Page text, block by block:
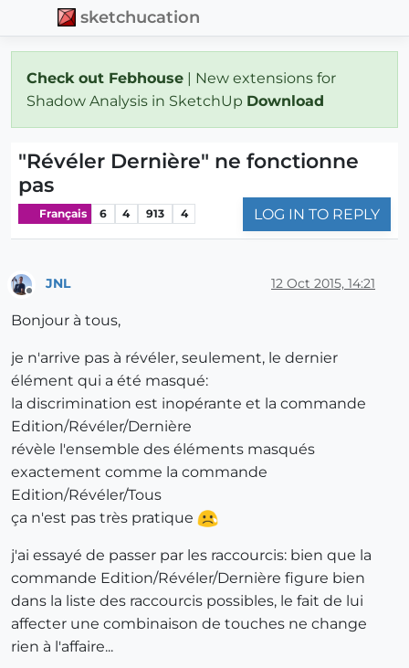
sketchucation
Check out Febhouse | New extensions for
Shadow Analysis in SketchUp Download
"Révéler Dernière" ne fonctionne
pas
Français 6 4 913 4 LOG IN TO REPLY
JNL 12 Oct 2015, 14:21
Bonjour à tous,
je n'arrive pas à révéler, seulement, le dernier
élément qui a été masqué:
la discrimination est inopérante et la commande
Edition/Révéler/Dernière
révèle l'ensemble des éléments masqués
exactement comme la commande
Edition/Révéler/Tous
ça n'est pas très pratique
j'ai essayé de passer par les raccourcis: bien que la
commande Edition/Révéler/Dernière figure bien
dans la liste des raccourcis possibles, le fait de lui
affecter une combinaison de touches ne change
rien à l'affaire...